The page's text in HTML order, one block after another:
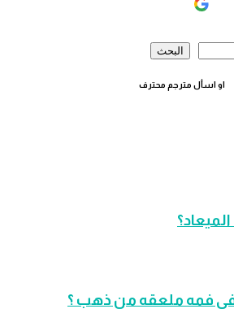
مترجم محترف
فمه ملعقه من ذهب ؟